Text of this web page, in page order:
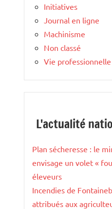
Initiatives
Journal en ligne
Machinisme
Non classé
Vie professionnelle
L'actualité
Plan sécheresse : le
envisage un volet «
éleveurs
Incendies de
attribués aux